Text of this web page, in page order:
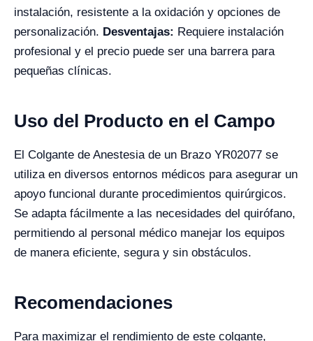
instalación, resistente a la oxidación y opciones de
personalización. Desventajas: Requiere instalación
profesional y el precio puede ser una barrera para
pequeñas clínicas.
Uso del Producto en el Campo
El Colgante de Anestesia de un Brazo YR02077 se
utiliza en diversos entornos médicos para asegurar un
apoyo funcional durante procedimientos quirúrgicos.
Se adapta fácilmente a las necesidades del quirófano,
permitiendo al personal médico manejar los equipos
de manera eficiente, segura y sin obstáculos.
Recomendaciones
Para maximizar el rendimiento de este colgante,